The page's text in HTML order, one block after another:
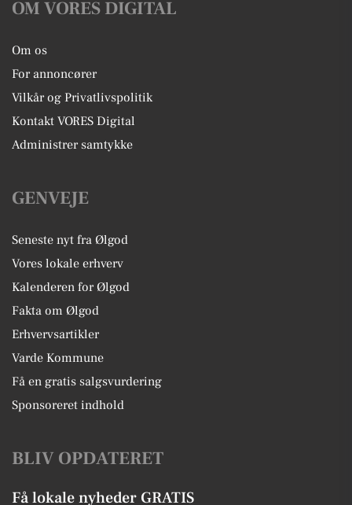
OM VORES DIGITAL
Om os
For annoncører
Vilkår og Privatlivspolitik
Kontakt VORES Digital
Administrer samtykke
GENVEJE
Seneste nyt fra Ølgod
Vores lokale erhverv
Kalenderen for Ølgod
Fakta om Ølgod
Erhvervsartikler
Varde Kommune
Få en gratis salgsvurdering
Sponsoreret indhold
BLIV OPDATERET
Få lokale nyheder GRATIS